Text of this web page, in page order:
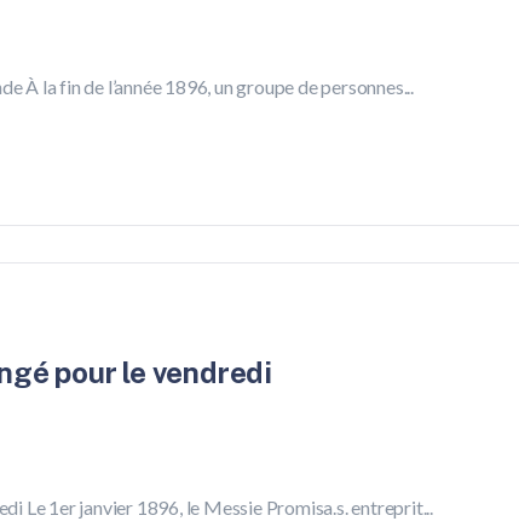
À la fin de l’année 1896, un groupe de personnes...
pour le vendredi
Le 1er janvier 1896, le Messie Promisa.s. entreprit...